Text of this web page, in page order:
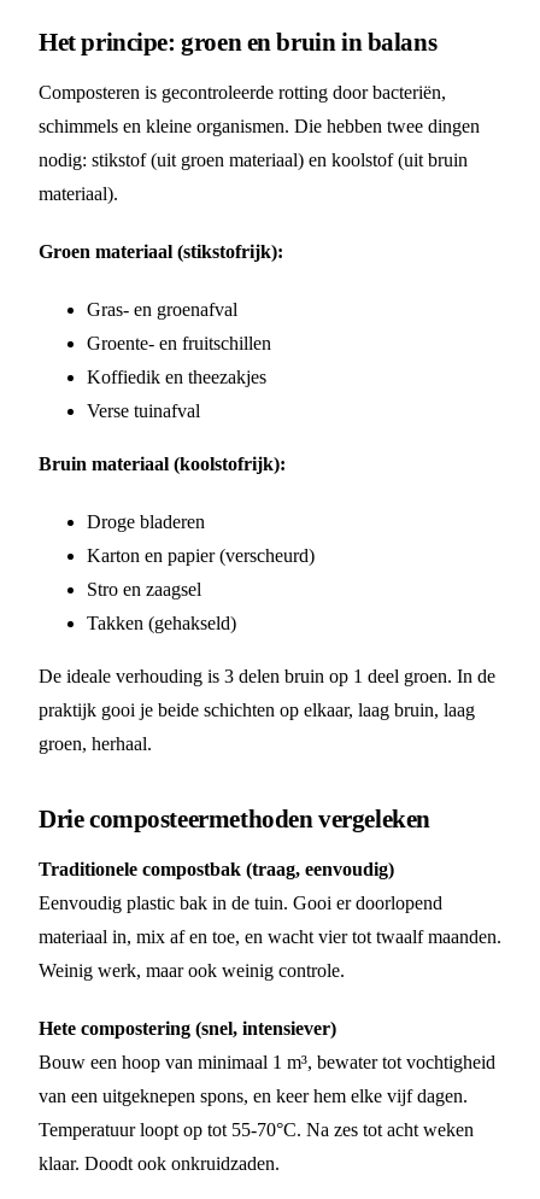
Het principe: groen en bruin in balans
Composteren is gecontroleerde rotting door bacteriën,
schimmels en kleine organismen. Die hebben twee dingen
nodig: stikstof (uit groen materiaal) en koolstof (uit bruin
materiaal).
Groen materiaal (stikstofrijk):
Gras- en groenafval
Groente- en fruitschillen
Koffiedik en theezakjes
Verse tuinafval
Bruin materiaal (koolstofrijk):
Droge bladeren
Karton en papier (verscheurd)
Stro en zaagsel
Takken (gehakseld)
De ideale verhouding is 3 delen bruin op 1 deel groen. In de
praktijk gooi je beide schichten op elkaar, laag bruin, laag
groen, herhaal.
Drie composteermethoden vergeleken
Traditionele compostbak (traag, eenvoudig)
Eenvoudig plastic bak in de tuin. Gooi er doorlopend
materiaal in, mix af en toe, en wacht vier tot twaalf maanden.
Weinig werk, maar ook weinig controle.
Hete compostering (snel, intensiever)
Bouw een hoop van minimaal 1 m³, bewater tot vochtigheid
van een uitgeknepen spons, en keer hem elke vijf dagen.
Temperatuur loopt op tot 55-70°C. Na zes tot acht weken
klaar. Doodt ook onkruidzaden.